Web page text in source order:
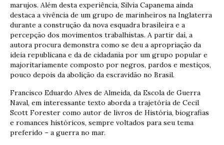
marujos. Além desta experiência, Silvia Capanema ainda
destaca a vivência de um grupo de marinheiros na Inglaterra
durante a construção da nova esquadra brasileira e a
percepção dos movimentos trabalhistas. A partir daí, a
autora procura demonstra como se deu a apropriação da
ideia republicana e da de cidadania por um grupo popular e
majoritariamente composto por negros, pardos e mestiços,
pouco depois da abolição da escravidão no Brasil.
Francisco Eduardo Alves de Almeida, da Escola de Guerra
Naval, em interessante texto aborda a trajetória de Cecil
Scott Forester como autor de livros de História, biografias
e romances históricos, sempre voltados para seu tema
preferido – a guerra no mar.